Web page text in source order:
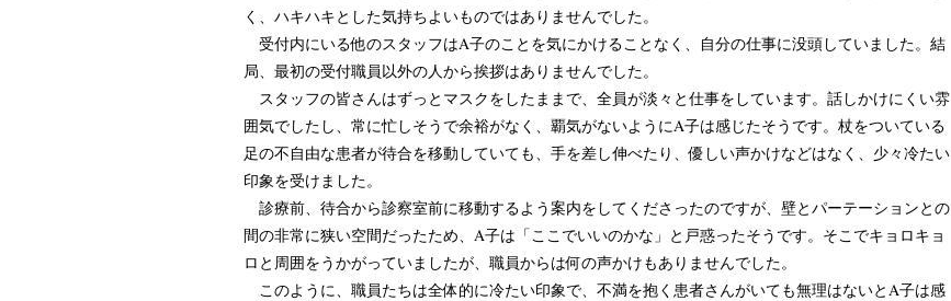
く、ハキハキとした気持ちよいものではありませんでした。
受付内にいる他のスタッフはA子のことを気にかけることなく、自分の仕事に没頭していました。結
局、最初の受付職員以外の人から挨拶はありませんでした。
スタッフの皆さんはずっとマスクをしたままで、全員が淡々と仕事をしています。話しかけにくい雰
囲気でしたし、常に忙しそうで余裕がなく、覇気がないようにA子は感じたそうです。杖をついている
足の不自由な患者が待合を移動していても、手を差し伸べたり、優しい声かけなどはなく、少々冷たい
印象を受けました。
診療前、待合から診察室前に移動するよう案内をしてくださったのですが、壁とパーテーションとの
間の非常に狭い空間だったため、A子は「ここでいいのかな」と戸惑ったそうです。そこでキョロキョ
ロと周囲をうかがっていましたが、職員からは何の声かけもありませんでした。
このように、職員たちは全体的に冷たい印象で、不満を抱く患者さんがいても無理はないとA子は感